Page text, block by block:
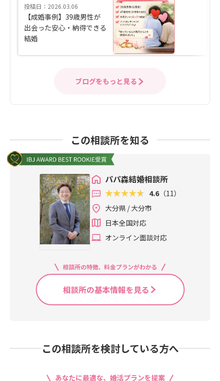
投稿日：2026.03.06
【成婚事例】39歳男性が
出会った安心・納得できる
結婚
ブログをもっと見る
この相談所を知る
パパ森結婚相談所
4.6 （11）
大分県 / 大分市
日本全国対応
オンライン面談対応
相談所の特徴、料金プランがわかる
相談所の基本情報を見る
この相談所を検討している方へ
あなたに最適な、婚活プランを提案